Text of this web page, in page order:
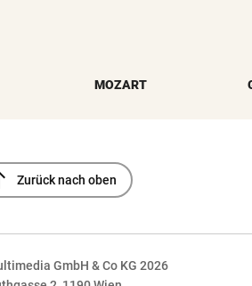
MOZART
Zurück nach oben
GmbH & Co KG 2026